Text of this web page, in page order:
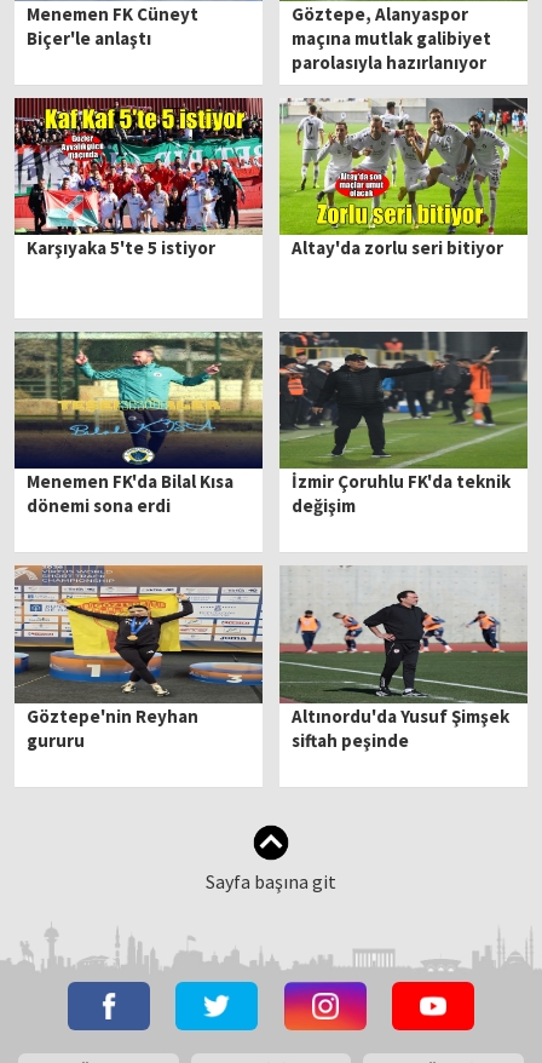
Menemen FK Cüneyt
Biçer'le anlaştı
Göztepe, Alanyaspor
maçına mutlak galibiyet
parolasıyla hazırlanıyor
Karşıyaka 5'te 5 istiyor Altay'da zorlu seri bitiyor
Menemen FK'da Bilal Kısa
dönemi sona erdi
İzmir Çoruhlu FK'da teknik
değişim
Göztepe'nin Reyhan
gururu
Altınordu'da Yusuf Şimşek
siftah peşinde
Sayfa başına git